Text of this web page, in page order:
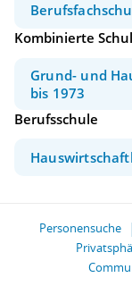
Kombinierte
Grund- und
bis 1973
Berufsschule
Personensuche